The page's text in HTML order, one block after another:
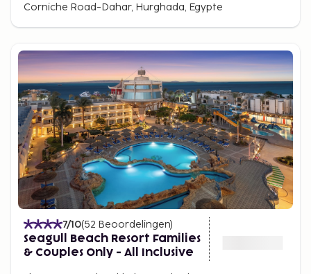
Corniche Road-Dahar, Hurghada, Egypte
7/10(52 Beoordelingen)
Seagull Beach Resort Families
& Couples Only - All Inclusive